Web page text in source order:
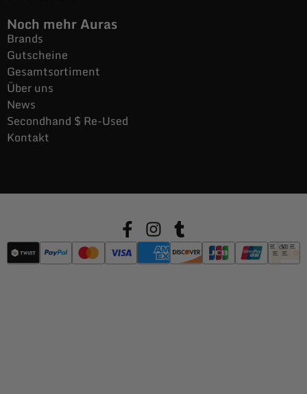
Noch mehr Auras
Brands
Gutscheine
Gesamtsortiment
Über uns
News
Secondhand $ Re-Used
Kontakt